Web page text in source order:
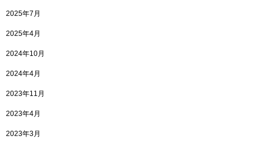
2025年7月
2025年4月
2024年10月
2024年4月
2023年11月
2023年4月
2023年3月